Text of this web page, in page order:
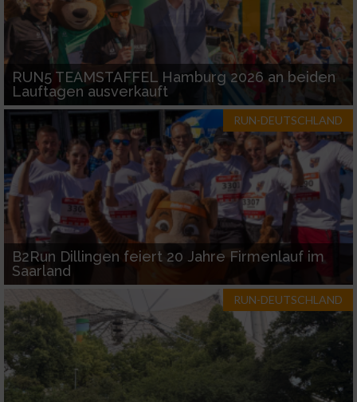
RUN5 TEAMSTAFFEL Hamburg 2026 an beiden
Lauftagen ausverkauft
RUN-DEUTSCHLAND
B2Run Dillingen feiert 20 Jahre Firmenlauf im
Saarland
RUN-DEUTSCHLAND
Performance
Funktional
Werbung